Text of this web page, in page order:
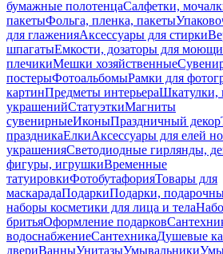
бумажные полотенцаСалфетки,
пакетыФольга, пленка, пакеты
для глаженияАксессуары для стирки
шпагатыЕмкости, дозаторы для
плечикиМешки хозяйственные
постерыФотоальбомыРамки для
картинПредметы интерьераШкатулки,
украшенийСтатуэткиМагниты
сувенирныеИконыПраздничный декор
праздникаЕлкиАксессуары для елей
украшенияСветодиодные гирлянды,
фигуры, игрушкиВременные
татуировкиФотобутафорияТовары для
маскарадаПодаркиПодарки,
наборы косметики для лица и тела
бритьяОформление подарков
водоснабжениеСантехникаДушевые
двериВанныУнитазыУмывальники